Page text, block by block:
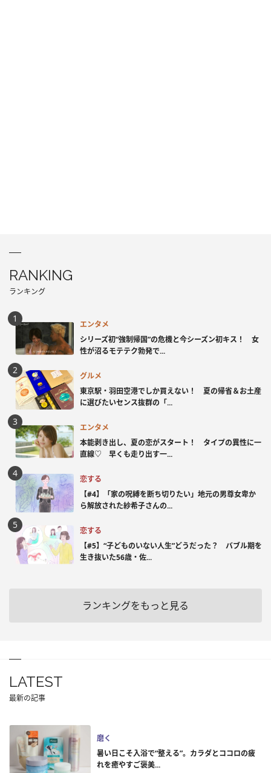
RANKING
ランキング
エンタメ
シリーズ初“強制帰国”の危機と今シーズン初キス！ 女
性が沼るモテテク勃発で...
グルメ
東京駅・羽田空港でしか買えない！ 夏の帰省＆お土産
に選びたいセンス抜群の「...
エンタメ
本能剥き出し、夏の恋がスタート！ タイプの異性に一
直線♡ 早くも走り出す一...
恋する
【#4】「家の呪縛を断ち切りたい」地元の男尊女卑か
ら解放された紗希子さんの...
恋する
【#5】“子どものいない人生”どうだった？ バブル期を
生き抜いた56歳・佐...
ランキングをもっと見る
LATEST
最新の記事
磨く
暑い日こそ入浴で“整える”。カラダとココロの疲
れを癒やすご褒美...